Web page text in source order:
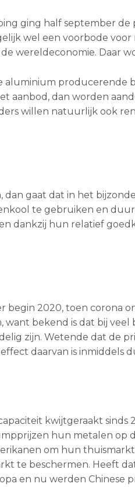
ging half september de
wel een voorbode
wereldeconomie. Daar
aluminium producerende
aanbod, dan worden
willen natuurlijk ook
gaat dat in het
te gebruiken en
dankzij hun relatief
begin 2020, toen corona
bekend is dat bij veel
zijn. Wetende dat de
daarvan is inmiddels
kwijtgeraakt sinds
hun metalen op
om hun
te beschermen. Heeft
en nu werden Chinese